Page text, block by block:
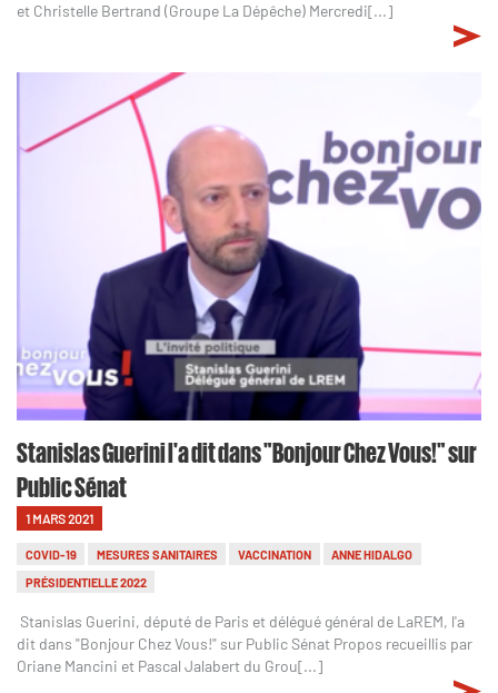
et Christelle Bertrand (Groupe La Dépêche) Mercredi[...]
Stanislas Guerini l'a dit dans "Bonjour Chez Vous!" sur
Public Sénat
1 MARS 2021
COVID-19 MESURES SANITAIRES VACCINATION
ANNE HIDALGO
PRÉSIDENTIELLE 2022
Stanislas Guerini, député de Paris et délégué général de LaREM, l'a
dit dans "Bonjour Chez Vous!" sur Public Sénat Propos recueillis par
Oriane Mancini et Pascal Jalabert du Grou[...]